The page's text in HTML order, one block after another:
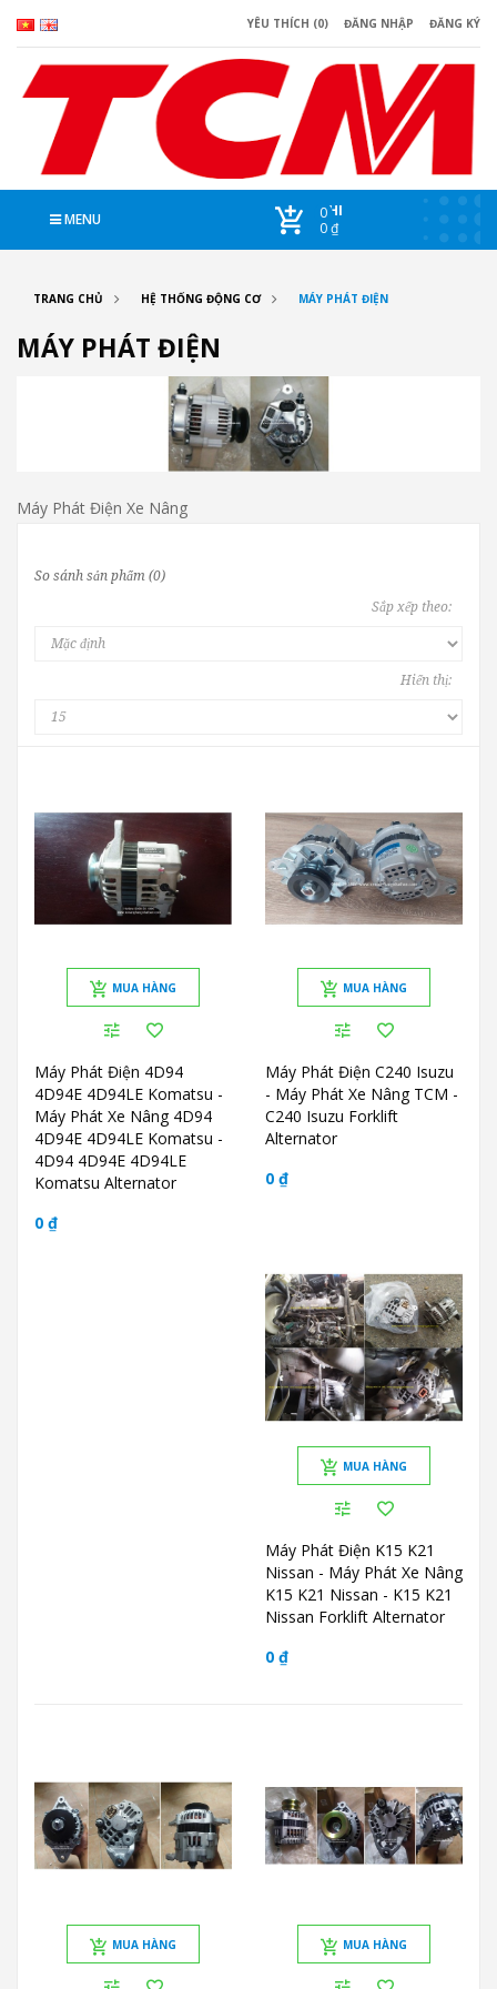
YÊU THÍCH (0) ĐĂNG NHẬP ĐĂNG KÝ
MENU CHI
0
0 ₫
TRANG CHỦ HỆ THỐNG ĐỘNG CƠ MÁY PHÁT ĐIỆN
MÁY PHÁT ĐIỆN
Máy Phát Điện Xe Nâng
So sánh sản phẩm (0)
Sắp xếp theo:
Hiển thị:
MUA HÀNG
Máy Phát Điện 4D94
4D94E 4D94LE Komatsu -
Máy Phát Xe Nâng 4D94
4D94E 4D94LE Komatsu -
4D94 4D94E 4D94LE
Komatsu Alternator
0 ₫
MUA HÀNG
Máy Phát Điện C240 Isuzu
- Máy Phát Xe Nâng TCM -
C240 Isuzu Forklift
Alternator
0 ₫
MUA HÀNG
Máy Phát Điện K15 K21
Nissan - Máy Phát Xe Nâng
K15 K21 Nissan - K15 K21
Nissan Forklift Alternator
0 ₫
MUA HÀNG MUA HÀNG